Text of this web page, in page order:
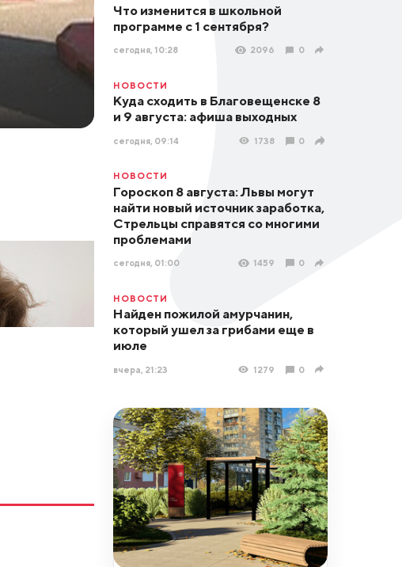
Что изменится в школьной
программе с 1 сентября?
сегодня, 10:28 2096 0
НОВОСТИ
Куда сходить в Благовещенске 8
и 9 августа: афиша выходных
сегодня, 09:14 1738 0
НОВОСТИ
Гороскоп 8 августа: Львы могут
найти новый источник заработка,
Стрельцы справятся со многими
проблемами
сегодня, 01:00 1459 0
НОВОСТИ
Найден пожилой амурчанин,
который ушел за грибами еще в
июле
вчера, 21:23 1279 0